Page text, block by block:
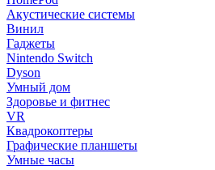
Акустические системы
Винил
Гаджеты
Nintendo Switch
Dyson
Умный дом
Здоровье и фитнес
VR
Квадрокоптеры
Графические планшеты
Умные часы